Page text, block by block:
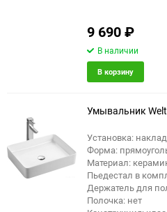
9 690₽
В наличии
В корзину
Умывальник
Установка:
Форма:
Материал:
Пьедестал в
Держатель для
Полочка: нет